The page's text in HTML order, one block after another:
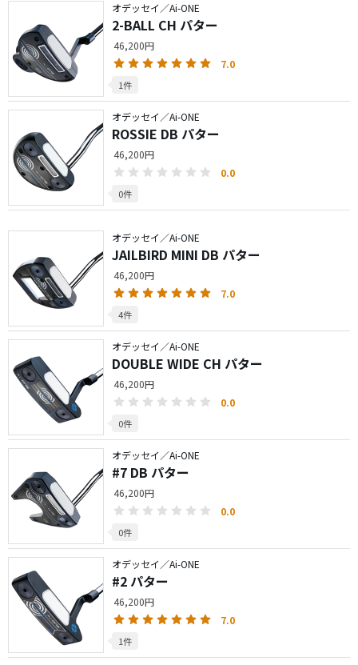
オデッセイ／Ai-ONE
2-BALL CH パター
46,200円
7.0
1件
オデッセイ／Ai-ONE
ROSSIE DB パター
46,200円
0.0
0件
オデッセイ／Ai-ONE
JAILBIRD MINI DB パター
46,200円
7.0
4件
オデッセイ／Ai-ONE
DOUBLE WIDE CH パター
46,200円
0.0
0件
オデッセイ／Ai-ONE
#7 DB パター
46,200円
0.0
0件
オデッセイ／Ai-ONE
#2 パター
46,200円
7.0
1件